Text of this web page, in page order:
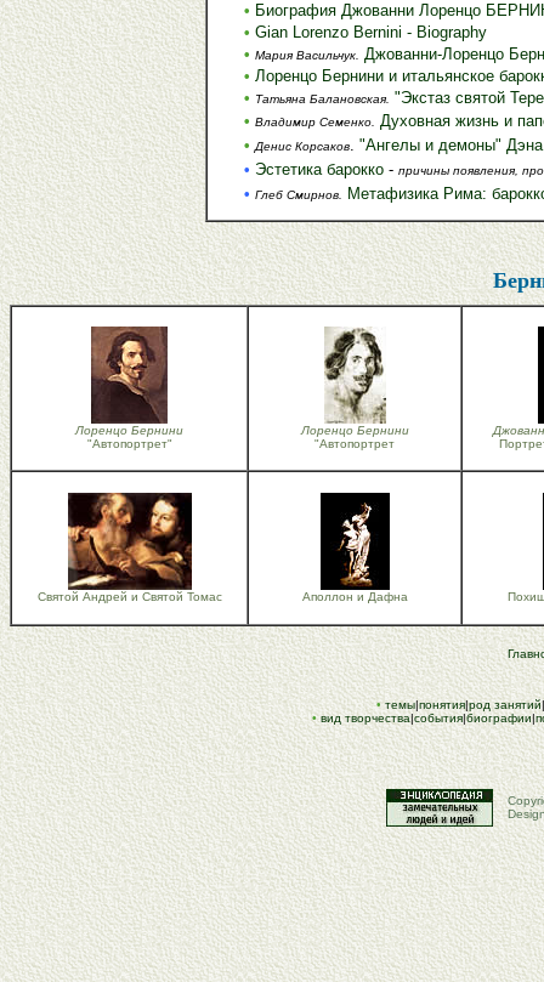
• Биография Джованни Лоренцо
• Gian Lorenzo Bernini - Biography
• Мария Васильчук.
Джованни-Лоренцо
• Лоренцо Бернини и итальянское
• Татьяна Балановская.
"Экстаз святой
• Владимир Семенко.
Духовная жизнь и
• Денис Корсаков. "Ангелы и демоны"
• Эстетика барокко - причины появления,
• Глеб Смирнов. Метафизика Рима:
Лоренцо Бернини
"Автопортрет"
Лоренцо Бернини
"Автопортрет
Святой Андрей и Святой Томас Аполлон и Дафна
• темы|понятия|род занятий|
• вид творчества|события|биографии|